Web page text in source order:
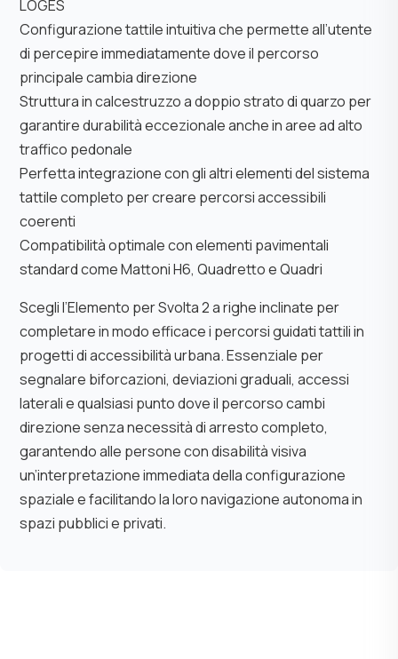
LOGES
Configurazione tattile intuitiva che permette all’utente
di percepire immediatamente dove il percorso
principale cambia direzione
Struttura in calcestruzzo a doppio strato di quarzo per
garantire durabilità eccezionale anche in aree ad alto
traffico pedonale
Perfetta integrazione con gli altri elementi del sistema
tattile completo per creare percorsi accessibili
coerenti
Compatibilità optimale con elementi pavimentali
standard come Mattoni H6, Quadretto e Quadri
Scegli l’Elemento per Svolta 2 a righe inclinate per
completare in modo efficace i percorsi guidati tattili in
progetti di accessibilità urbana. Essenziale per
segnalare biforcazioni, deviazioni graduali, accessi
laterali e qualsiasi punto dove il percorso cambi
direzione senza necessità di arresto completo,
garantendo alle persone con disabilità visiva
un’interpretazione immediata della configurazione
spaziale e facilitando la loro navigazione autonoma in
spazi pubblici e privati.